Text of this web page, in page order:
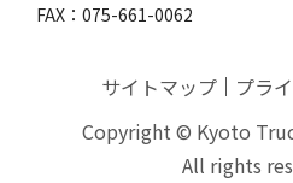
FAX：075-661-0062
サイトマップ
プラ
Copyright © Kyoto
All rights